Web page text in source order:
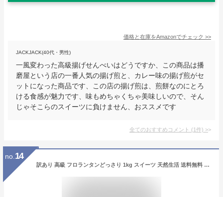
価格と在庫をAmazonでチェック >>
JACKJACK(40代・男性)
一風変わった高級揚げせんべいはどうですか、この商品は播
磨屋という店の一番人気の揚げ煎と、カレー味の揚げ煎がセ
ットになった商品です、この店の揚げ煎は、煎餅なのにとろ
ける食感が魅力です、味もめちゃくちゃ美味しいので、そん
じゃそこらのスイーツに負けません、おススメです
全てのおすすめコメント (1件) >
no. 14
訳あり 高級 フロランタンどっさり 1kg スイーツ 天然生活 送料無料 大容量 おやつ